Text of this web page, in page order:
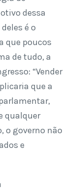
dessa
é o
que poucos
de tudo, a
“Vender
que a
qualquer
o governo não
e